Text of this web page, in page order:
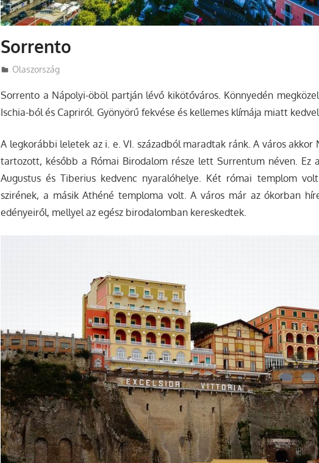
Sorrento
Utazasok.org
Olaszország
Sorrento a Nápolyi-öböl partján lévő kikötőváros. Könnyedén
Ischia-ból és Capriról. Gyönyörű fekvése és kellemes klímája miatt
A legkorábbi leletek az i. e. VI. századból maradtak ránk. A város akkor
tartozott, később a Római Birodalom része lett Surrentum néven. Ez
Augustus és Tiberius kedvenc nyaralóhelye. Két római templom
szirének, a másik Athéné temploma volt. A város már az ókorban
edényeiről, mellyel az egész birodalomban kereskedtek.